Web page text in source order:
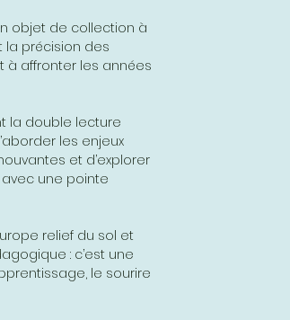
objet de collection à
la précision des
à affronter les années
la double lecture
les enjeux
et d’explorer
une pointe
relief du sol et
: c’est une
le sourire